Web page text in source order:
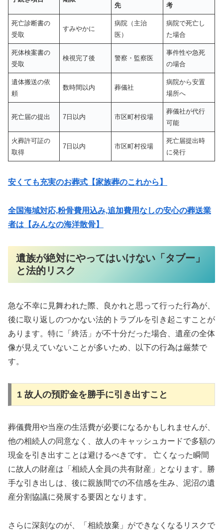
先
考
死亡診断書の
受取
すみやかに
病院（主治
医）
病院で死亡し
た場合
死体検案書の
受取
検視完了後 警察・監察医
事件性や急死
の場合
遺体搬送の依
頼
数時間以内 葬儀社
病院から安置
場所へ
死亡届の提出 7日以内 市区町村役場
葬儀社が代行
可能
火葬許可証の
取得
7日以内 市区町村役場
死亡届提出時
に発行
安くても充実のお葬式【家族葬のこれから】
全国海域対応,粉骨費用込み,追加費用なしの安心の葬送業
者は【みんなの海洋散骨】
遺族が絶対にやってはいけない「タブー」
と法的リスク
急な不幸に見舞われた際、良かれと思って行った行為が、
後に取り返しのつかない法的トラブルを引き起こすことが
あります。特に「終活」が不十分だった場合、遺産の全体
像が見えていないことが多いため、以下の行為は厳禁で
す。
1 故人の預貯金を勝手に引き出すこと
葬儀費用や当座の生活費が必要になるかもしれませんが、
他の相続人の同意なく、故人のキャッシュカードで多額の
現金を引き出すことは避けるべきです。 亡くなった瞬間
に故人の財産は「相続人全員の共有財産」となります。勝
手な引き出しは、後に親族間での不信感を生み、泥沼の遺
産分割協議に発展する要因となります。
さらに深刻なのが、「相続放棄」ができなくなるリスクで